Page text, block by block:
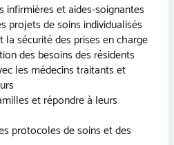
infirmières et aides-soignantes
projets de soins individualisés
sécurité des prises en charge
des besoins des résidents
les médecins traitants et
et répondre à leurs
protocoles de soins et des